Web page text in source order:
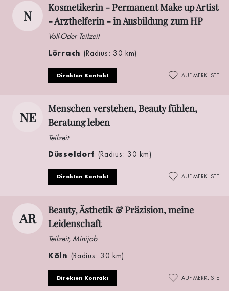
N
Kosmetikerin - Permanent Make up Artist
- Arzthelferin - in Ausbildung zum HP
Voll-Oder Teilzeit
Lörrach (Radius: 30 km)
Direkten Kontakt AUF MERKLISTE
NE
Menschen verstehen, Beauty fühlen,
Beratung leben
Teilzeit
Düsseldorf (Radius: 30 km)
Direkten Kontakt AUF MERKLISTE
AR
Beauty, Ästhetik & Präzision, meine
Leidenschaft
Teilzeit, Minijob
Köln (Radius: 30 km)
Direkten Kontakt AUF MERKLISTE